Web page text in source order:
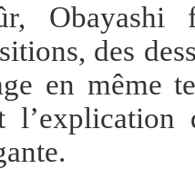
Obayashi
des
en même
l’explication